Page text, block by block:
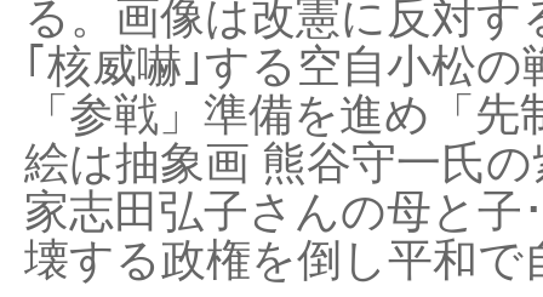
る。画像は改憲に反対
｢核威嚇｣する空自小松
「参戦」準備を進め「
絵は抽象画 熊谷守一氏
家志田弘子さんの母と子
壊する政権を倒し平和